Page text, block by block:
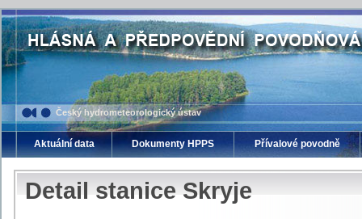
Český hydrometeorologický ústav
Aktuální data Dokumenty HPPS Přívalové povodně
Detail stanice Skryje